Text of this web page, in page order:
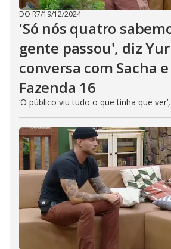
DO R7/19/12/2024
'Só nós quatro
gente passou', diz
conversa com Sacha
Fazenda 16
‘O público viu tudo o que tinha que